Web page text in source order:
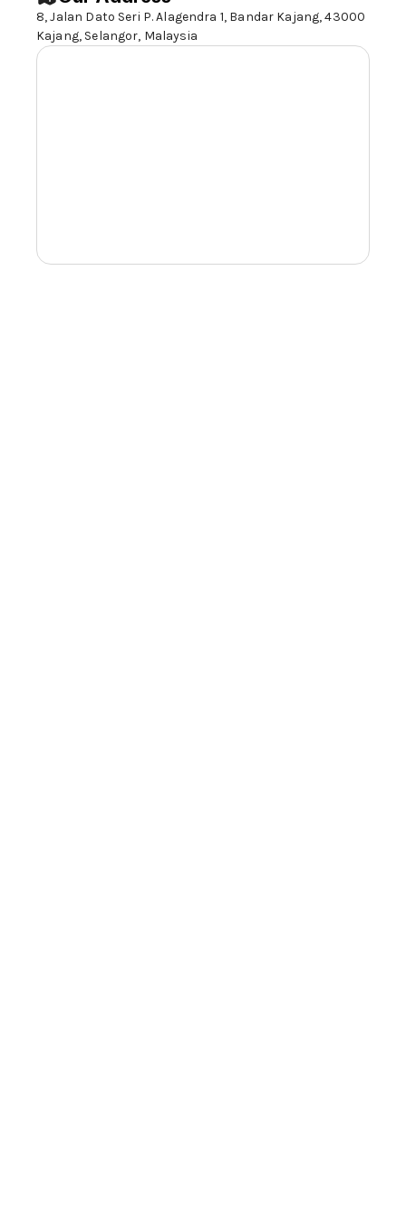
8, Jalan Dato Seri P. Alagendra 1, Bandar Kajang, 43000
Kajang, Selangor, Malaysia